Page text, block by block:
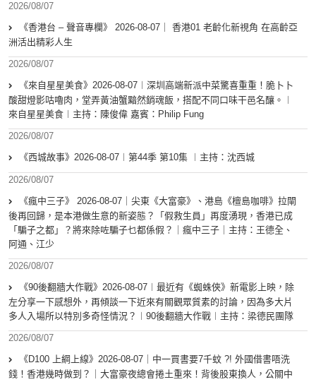
2026/08/07
《香港台 – 聲音專欄》 2026-08-07｜ 香港01 老齡化新視角 在高齡亞
洲活出精彩人生
2026/08/07
《來自星星美食》2026-08-07︱深圳高端新派中菜驚喜重重！脆卜卜
酸甜燈影咕嚕肉，堂弄黃油蟹黯然銷魂飯，搭配不同口味干邑名釀。︱
來自星星美食︱主持：陳俊偉 嘉賓：Philip Fung
2026/08/07
《西城故事》2026-08-07︱第44季 第10集 ︱主持：沈西城
2026/08/07
《瘋中三子》 2026-08-07｜尖東《大富豪》、港島《檀島咖啡》拉閘
後再回歸，是本港做生意的新姿態？「假救生員」再度湧現，香港已成
「騙子之都」？將來除咗騙子乜都係假？｜瘋中三子｜主持：王德全、
阿通、江少
2026/08/07
《90後翻牆大作戰》2026-08-07︱最近有《蜘蛛俠》新電影上映，除
左分享一下感想外，再傾談一下近來有關觀眾質素的討論，因為多大片
多人入場所以特別多奇怪情況？︱90後翻牆大作戰︱主持：梁德民團隊
2026/08/07
《D100 上綱上線》2026-08-07｜中一買書要7千蚊 ?! 外國借書唔洗
錢！香港幾時做到？｜大富豪夜總會捲土重來！背後股東換人，公關中